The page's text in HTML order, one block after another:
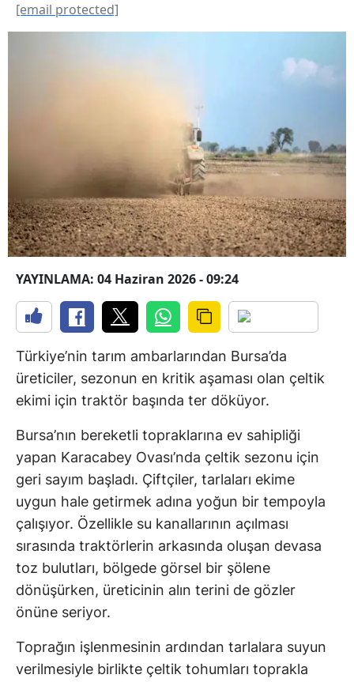
[email protected]
YAYINLAMA: 04 Haziran 2026 - 09:24
Türkiye’nin tarım ambarlarından Bursa’da
üreticiler, sezonun en kritik aşaması olan çeltik
ekimi için traktör başında ter döküyor.
Bursa’nın bereketli topraklarına ev sahipliği
yapan Karacabey Ovası’nda çeltik sezonu için
geri sayım başladı. Çiftçiler, tarlaları ekime
uygun hale getirmek adına yoğun bir tempoyla
çalışıyor. Özellikle su kanallarının açılması
sırasında traktörlerin arkasında oluşan devasa
toz bulutları, bölgede görsel bir şölene
dönüşürken, üreticinin alın terini de gözler
önüne seriyor.
Toprağın işlenmesinin ardından tarlalara suyun
verilmesiyle birlikte çeltik tohumları toprakla